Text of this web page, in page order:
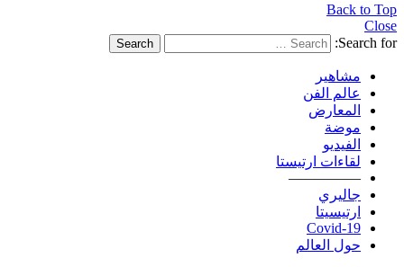
Back to Top
Close
Search for:
Search
مشاهير
عالم الفن
المعارض
موضة
الفيديو
لقاءات ارتيستا
—————
جاليري
ارتيسيتا
Covid-19
حول العالم